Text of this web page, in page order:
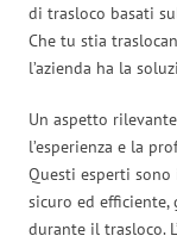
di trasloco basati
Che tu stia
l’azienda ha la
Un aspetto
l’esperienza e la
Questi esperti
sicuro ed
durante il trasloco.